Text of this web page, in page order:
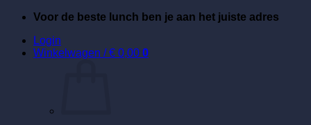
inhoud
Voor de beste lunch ben je aan het juiste adres
Login
Winkelwagen /€ 0,00 0